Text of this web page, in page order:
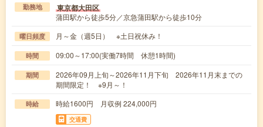
勤務地 東京都大田区
蒲田駅から徒歩5分／京急蒲田駅から徒歩10分
曜日頻度 月～金（週5日） ※土日祝休み！
時間 09:00～17:00(実働7時間 休憩1時間)
期間
2026年09月上旬～2026年11月下旬 2026年11月末までの
期間限定！ ※9月～！
時給 時給1600円 月収例 224,000円
交通費